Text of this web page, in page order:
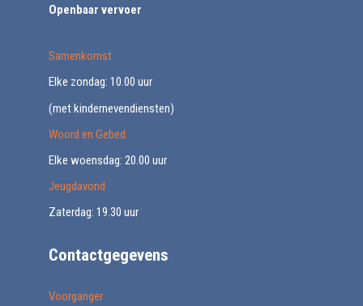
Openbaar vervoer
Samenkomst
Elke zondag: 10.00 uur
(met kindernevendiensten)
Woord en Gebed
Elke woensdag: 20.00 uur
Jeugdavond
Zaterdag: 19.30 uur
Contactgegevens
Voorganger